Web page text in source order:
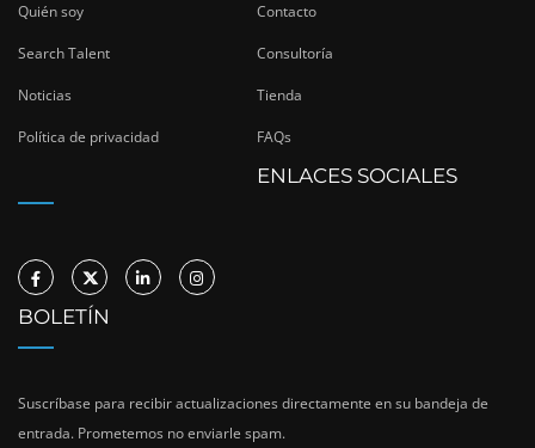
Quién soy Contacto
Search Talent Consultoría
Noticias Tienda
Política de privacidad FAQs
ENLACES SOCIALES
BOLETÍN
Suscríbase para recibir actualizaciones directamente en su bandeja de
entrada. Prometemos no enviarle spam.